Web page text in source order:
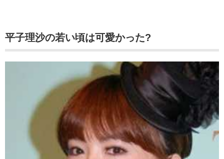
平子理沙の若い頃は可愛かった?